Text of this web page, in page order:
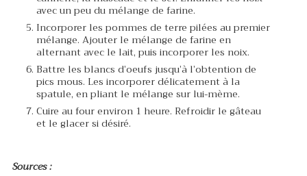
avec un peu du mélange de farine.
Incorporer les pommes de terre pilées au premier
mélange. Ajouter le mélange de farine en
alternant avec le lait, puis incorporer les noix.
Battre les blancs d’oeufs jusqu’à l’obtention de
pics mous. Les incorporer délicatement à la
spatule, en pliant le mélange sur lui-mème.
Cuire au four environ 1 heure. Refroidir le gâteau
et le glacer si désiré.
Sources :